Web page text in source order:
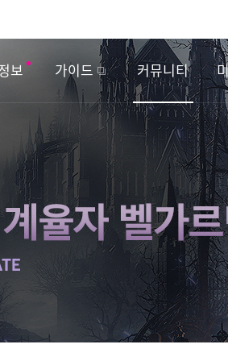
보 가이드 커뮤니티